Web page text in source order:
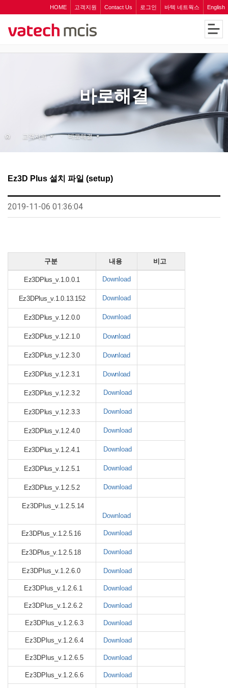
HOME 고객지원 Contact Us 로그인 바텍 네트웍스 English
바로해결
고객지원 바로해결
Ez3D Plus 설치 파일 (setup)
2019-11-06 01:36:04
구분 내용 비고
Ez3DPlus_v.1.0.0.1 Download
Ez3DPlus_v.1.0.13.152 Download
Ez3DPlus_v.1.2.0.0 Download
Ez3DPlus_v.1.2.1.0 Download
Ez3DPlus_v.1.2.3.0 Download
Ez3DPlus_v.1.2.3.1 Download
Ez3DPlus_v.1.2.3.2 Download
Ez3DPlus_v.1.2.3.3 Download
Ez3DPlus_v.1.2.4.0 Download
Ez3DPlus_v.1.2.4.1 Download
Ez3DPlus_v.1.2.5.1 Download
Ez3DPlus_v.1.2.5.2 Download
Ez3DPlus_v.1.2.5.14
Download
Ez3DPlus_v.1.2.5.16 Download
Ez3DPlus_v.1.2.5.18 Download
Ez3DPlus_v.1.2.6.0 Download
Ez3DPlus_v.1.2.6.1 Download
Ez3DPlus_v.1.2.6.2 Download
Ez3DPlus_v.1.2.6.3 Download
Ez3DPlus_v.1.2.6.4 Download
Ez3DPlus_v.1.2.6.5 Download
Ez3DPlus_v.1.2.6.6 Download